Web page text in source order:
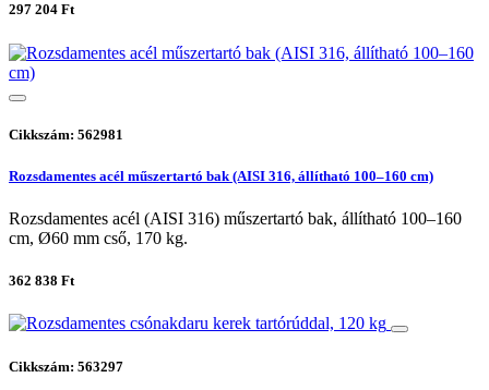
297 204 Ft
Cikkszám: 562981
Rozsdamentes acél műszertartó bak (AISI 316, állítható 100–160 cm)
Rozsdamentes acél (AISI 316) műszertartó bak, állítható 100–160
cm, Ø60 mm cső, 170 kg.
362 838 Ft
Cikkszám: 563297